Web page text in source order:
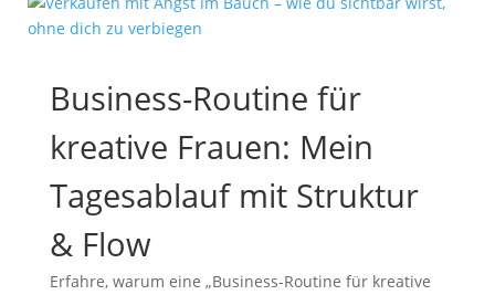
Business-Routine für
kreative Frauen: Mein
Tagesablauf mit Struktur
& Flow
Erfahre, warum eine „Business-Routine für kreative